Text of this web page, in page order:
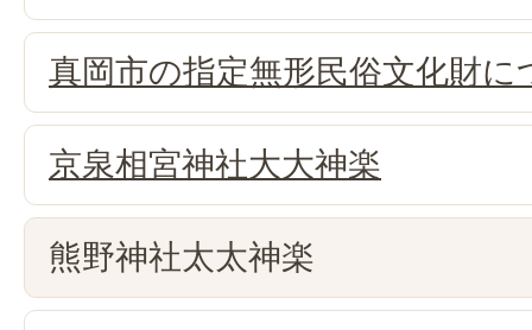
真岡市の指定無形民俗文化財に
京泉相宮神社大大神楽
熊野神社太太神楽